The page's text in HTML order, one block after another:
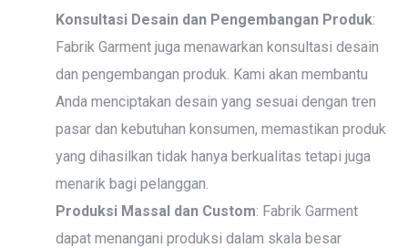
Konsultasi Desain dan Pengembangan Produk:
Fabrik Garment juga menawarkan konsultasi desain
dan pengembangan produk. Kami akan membantu
Anda menciptakan desain yang sesuai dengan tren
pasar dan kebutuhan konsumen, memastikan produk
yang dihasilkan tidak hanya berkualitas tetapi juga
menarik bagi pelanggan.
Produksi Massal dan Custom: Fabrik Garment
dapat menangani produksi dalam skala besar